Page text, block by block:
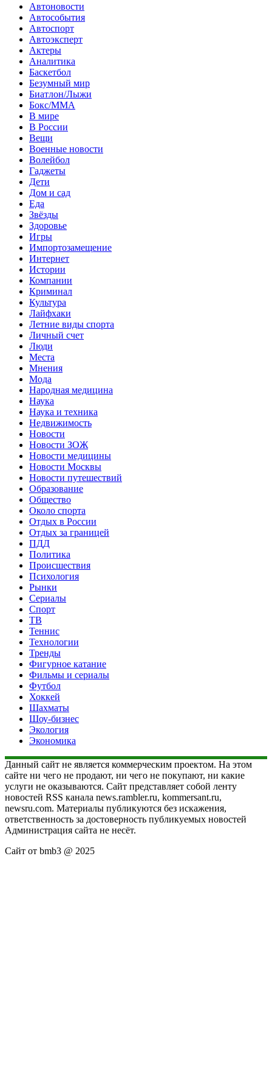
Автоновости
Автособытия
Автоспорт
Автоэксперт
Актеры
Аналитика
Баскетбол
Безумный мир
Биатлон/Лыжи
Бокс/MMA
В мире
В России
Вещи
Военные новости
Волейбол
Гаджеты
Дети
Дом и сад
Еда
Звёзды
Здоровье
Игры
Импортозамещение
Интернет
Истории
Компании
Криминал
Культура
Лайфхаки
Летние виды спорта
Личный счет
Люди
Места
Мнения
Мода
Народная медицина
Наука
Наука и техника
Недвижимость
Новости
Новости ЗОЖ
Новости медицины
Новости Москвы
Новости путешествий
Образование
Общество
Около спорта
Отдых в России
Отдых за границей
ПДД
Политика
Происшествия
Психология
Рынки
Сериалы
Спорт
ТВ
Теннис
Технологии
Тренды
Фигурное катание
Фильмы и сериалы
Футбол
Хоккей
Шахматы
Шоу-бизнес
Экология
Экономика
Данный сайт не является коммерческим проектом. На этом
сайте ни чего не продают, ни чего не покупают, ни какие
услуги не оказываются. Сайт представляет собой ленту
новостей RSS канала news.rambler.ru, kommersant.ru,
newsru.com. Материалы публикуются без искажения,
ответственность за достоверность публикуемых новостей
Администрация сайта не несёт.
Сайт от bmb3 @ 2025